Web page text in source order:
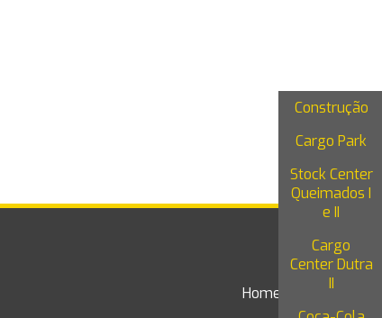
Construção
Cargo Park
Stock Center
Queimados I
e II
Cargo
Center Dutra
II
Além do armazenamento: O impacto
Ergonomia na Prática: Uma Indústria
Conheça 8 estratégias para evitar
atrasos na entrega de obras
Home Institucional